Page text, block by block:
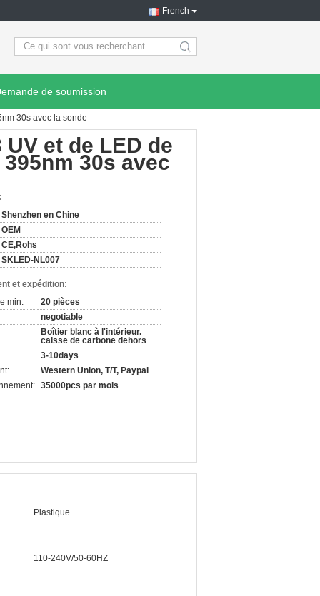
French
search
de soumission
30s avec la sonde
et de LED de
30s avec
Shenzhen en Chine
OEM
CE,Rohs
SKLED-NL007
et expédition:
min:
20 pièces
negotiable
Boîtier blanc à l'intérieur.
caisse de carbone dehors
3-10days
Western Union, T/T, Paypal
35000pcs par mois
Plastique
110-240V/50-60HZ